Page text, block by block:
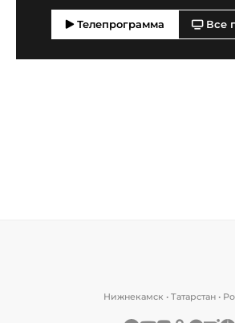
Телепрограмма Все
Нижнекамск • Татарстан •